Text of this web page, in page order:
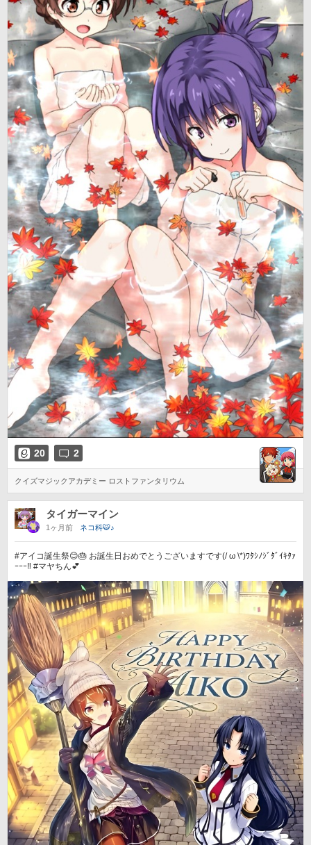
20 2
クイズマジックアカデミー ロストファンタリウム
タイガーマイン
1ヶ月前 ネコ科🐯♪
#アイコ誕生祭😊🎂 お誕生日おめでとうございますです(/ ω \*)ﾜﾀｼﾉｼﾞﾀﾞｲｷﾀｧ
ｰｰｰ‼️ #マヤちん💕︎